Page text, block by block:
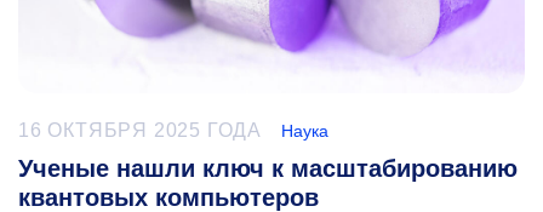
16 ОКТЯБРЯ 2025 ГОДА Наука
Ученые нашли ключ к масштабированию
квантовых компьютеров